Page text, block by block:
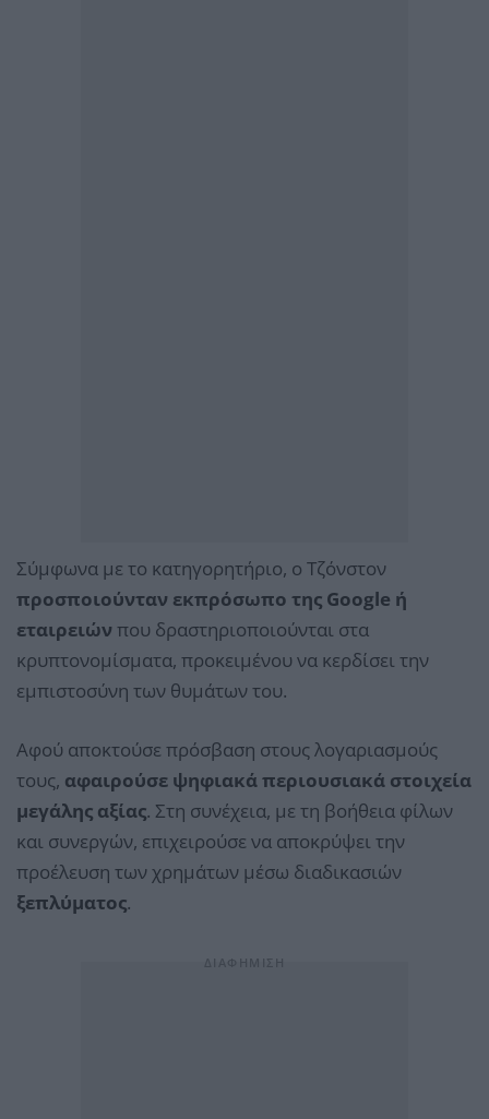
Σύμφωνα με το κατηγορητήριο, ο Τζόνστον
προσποιούνταν εκπρόσωπο της Google ή
εταιρειών που δραστηριοποιούνται στα
κρυπτονομίσματα, προκειμένου να κερδίσει την
εμπιστοσύνη των θυμάτων του.
Αφού αποκτούσε πρόσβαση στους λογαριασμούς
τους, αφαιρούσε ψηφιακά περιουσιακά στοιχεία
μεγάλης αξίας. Στη συνέχεια, με τη βοήθεια φίλων
και συνεργών, επιχειρούσε να αποκρύψει την
προέλευση των χρημάτων μέσω διαδικασιών
ξεπλύματος.